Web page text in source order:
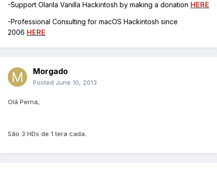
-Support Olarila Vanilla Hackintosh by making a donation HERE
-Professional Consulting for macOS Hackintosh since
2006 HERE
Morgado
Posted June 10, 2013
Olá Perna,
São 3 HDs de 1 tera cada.